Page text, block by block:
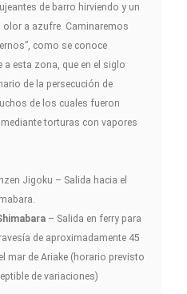
de barro hirviendo y un
olor a azufre. Caminaremos
como se conoce
a esta zona, que en el siglo
de la persecución de
de los cuales fueron
torturas con vapores
Jigoku – Salida hacia el
– Salida en ferry para
de aproximadamente 45
mar de Ariake (horario previsto
de variaciones)